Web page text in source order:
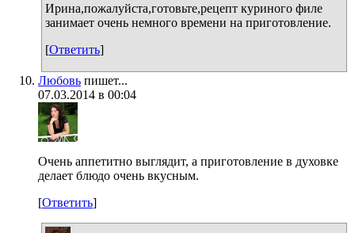
Ирина,пожалуйста,готовьте,рецепт куриного филе
занимает очень немного времени на приготовление.
[Ответить]
Любовь пишет...
07.03.2014 в 00:04
Очень аппетитно выглядит, а приготовление в духовке
делает блюдо очень вкусным.
[Ответить]